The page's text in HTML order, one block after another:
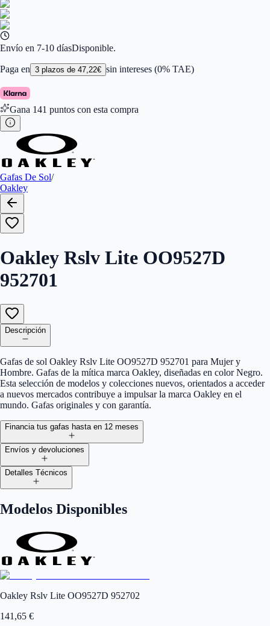
Largo de la Varilla (mm)
Tipo de Cristales :Normales
Tamaño del Puente (mm)
Envío en 7-10 díasDisponible.
Paga en 3 plazos de 47,22€ sin intereses (0% TAE)
Gana 141 puntos con esta compra
Gafas De Sol/
Oakley
Oakley Rslv Lite OO9527D
952701
Descripción
Gafas de sol Oakley Rslv Lite OO9527D 952701 para Mujer y
Hombre. Gafas de la mítica marca Oakley, diseñadas en color Negro.
Esta selección de modelos y colecciones nuevos, orientados a acceder
a nuevos mercados contribuye a impulsar la marca Oakley en el
mundo. Gafas originales y con garantía.
Financia tus gafas hasta en 12 meses
Envíos y devoluciones
Detalles Técnicos
Modelos Disponibles
Oakley Rslv Lite OO9527D 952702
141,65 €